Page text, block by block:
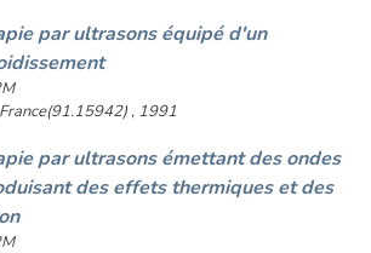
par ultrasons équipé d'un
, 1991
par ultrasons émettant des ondes
des effets thermiques et des